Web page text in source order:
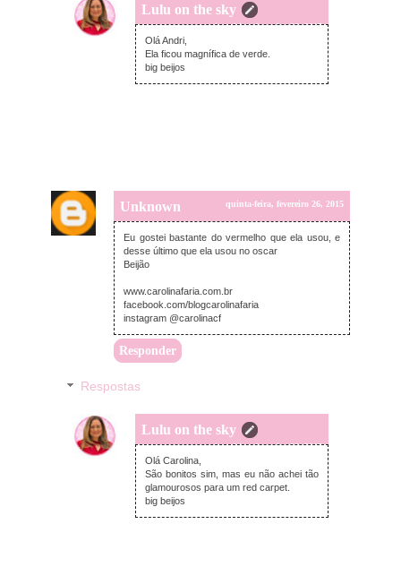
Lulu on the sky
quinta-feira, fevereiro 26, 2015
Olá Andri,
Ela ficou magnífica de verde.
big beijos
Unknown quinta-feira, fevereiro 26, 2015
Eu gostei bastante do vermelho que ela usou, e
desse último que ela usou no oscar
Beijão
www.carolinafaria.com.br
facebook.com/blogcarolinafaria
instagram @carolinacf
Responder
Respostas
Lulu on the sky
quinta-feira, fevereiro 26, 2015
Olá Carolina,
São bonitos sim, mas eu não achei tão
glamourosos para um red carpet.
big beijos